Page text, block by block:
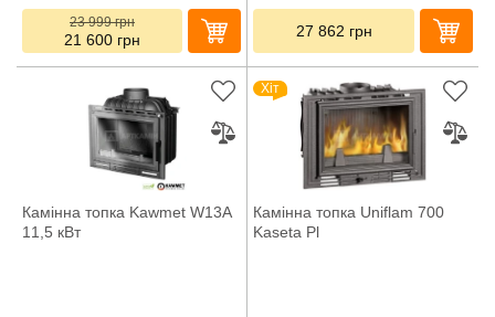
23 999грн
21 600 грн 27 862 грн
Камінна топка Kawmet W13A
11,5 кВт
Хіт
Камінна топка Uniflam 700
Kaseta Pl